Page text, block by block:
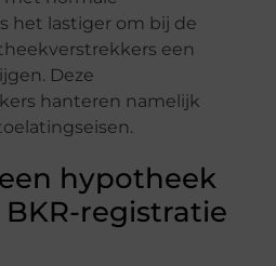
het lastiger om bij de
een
Deze
hanteren namelijk
hypotheek
BKR-registratie